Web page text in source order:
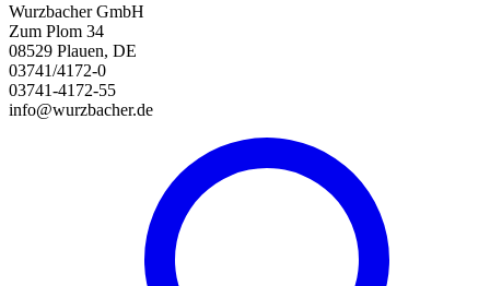
Wurzbacher GmbH
Zum Plom 34
08529 Plauen, DE
03741/4172-0
03741-4172-55
info@wurzbacher.de